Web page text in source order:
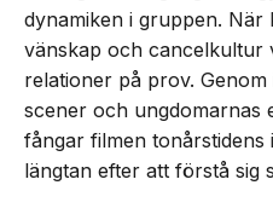
dynamiken i gruppen.
vänskap och cancelkultur
relationer på prov.
scener och ungdomarnas
fångar filmen
längtan efter att förstå sig